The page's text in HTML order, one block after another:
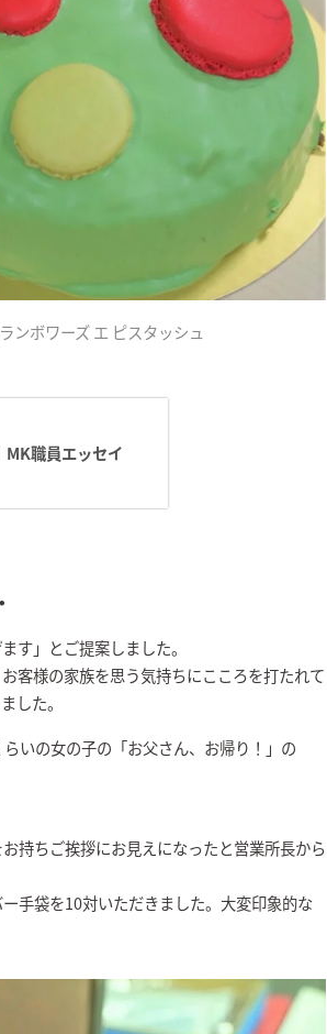
ンボワーズ エ ピスタッシュ
MK職員エッセイ
す」とご提案しました。
客様の家族を思う気持ちにこころを打たれて
した。
いの女の子の「お父さん、お帰り！」の
持ちご挨拶にお見えになったと営業所長から
手袋を10対いただきました。大変印象的な